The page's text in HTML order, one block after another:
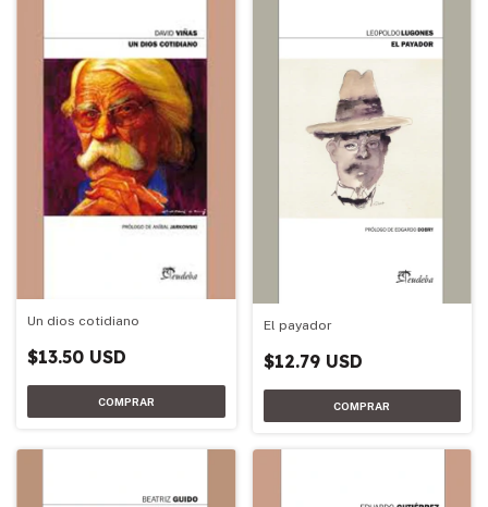
Un dios cotidiano
$13.50 USD
El payador
$12.79 USD